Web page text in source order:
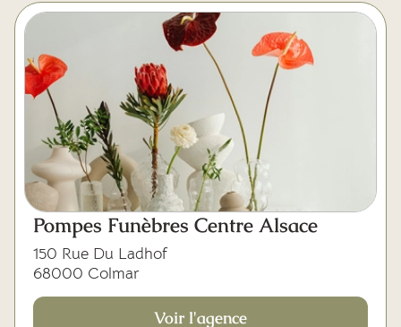
Pompes Funèbres Centre Alsace
150 Rue Du Ladhof
68000 Colmar
Voir l'agence